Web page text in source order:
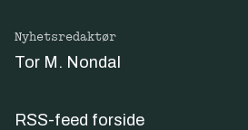
Nyhetsredaktør
Tor M. Nondal
RSS-feed forside